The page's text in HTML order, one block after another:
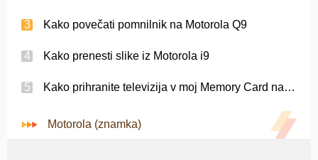
Kako povečati pomnilnik na Motorola Q9
Kako prenesti slike iz Motorola i9
Kako prihranite televizija v moj Memory Card na moji Motorola Backflip
Motorola (znamka)